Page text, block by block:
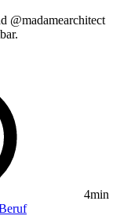
@madamearchitect
4min